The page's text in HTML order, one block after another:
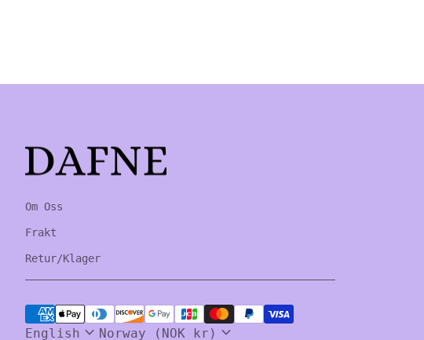
Om Oss
Frakt
Retur/Klager
Payment methods
English expand_more Norway (NOK kr) expand_more